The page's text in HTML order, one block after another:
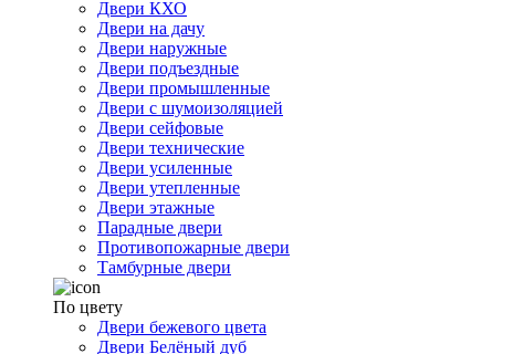
Двери КХО
Двери на дачу
Двери наружные
Двери подъездные
Двери промышленные
Двери с шумоизоляцией
Двери сейфовые
Двери технические
Двери усиленные
Двери утепленные
Двери этажные
Парадные двери
Противопожарные двери
Тамбурные двери
По цвету
Двери бежевого цвета
Двери Белёный дуб